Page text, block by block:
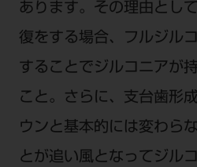
あります。その理由とし
復をする場合、フルジル
することでジルコニアが
こと。さらに、支台歯形
ウンと基本的には変わら
とが追い風となってジル